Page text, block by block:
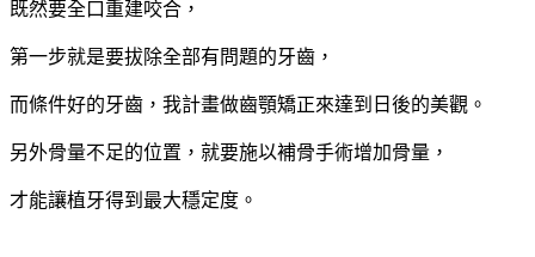
既然要全口重建咬合，
第一步就是要拔除全部有問題的牙齒，
而條件好的牙齒，我計畫做齒顎矯正來達到日後的美觀。
另外骨量不足的位置，就要施以補骨手術增加骨量，
才能讓植牙得到最大穩定度。